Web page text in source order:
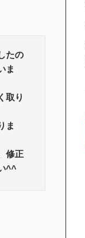
たの
ま
取り
ま
修正
^^